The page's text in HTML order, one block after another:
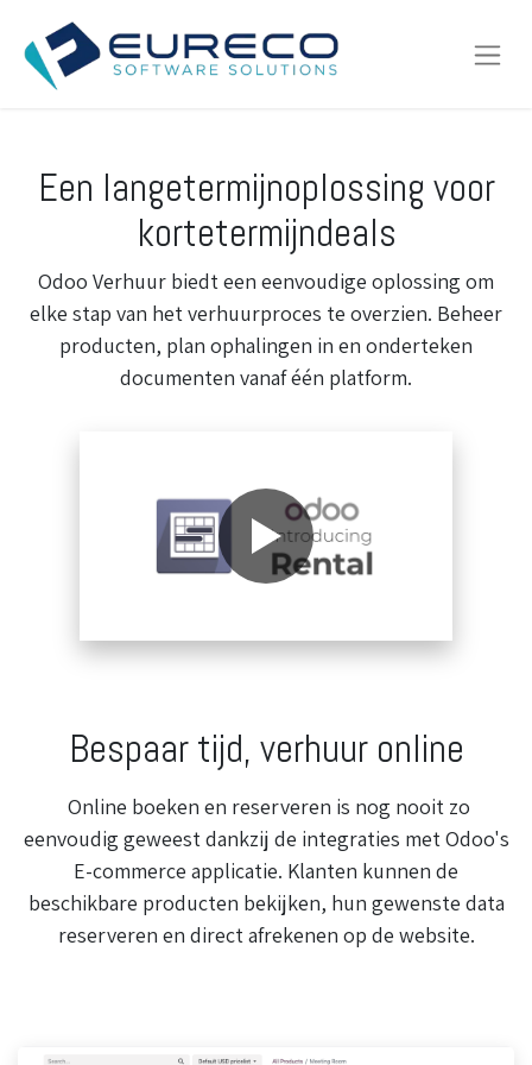
Een langetermijnoplossing voor
kortetermijndeals
Odoo Verhuur biedt een eenvoudige oplossing om
elke stap van het verhuurproces te overzien. Beheer
producten, plan ophalingen in en onderteken
documenten vanaf één platform.
Bespaar tijd, verhuur online
Online boeken en reserveren is nog nooit zo
eenvoudig geweest dankzij de integraties met Odoo's
E-commerce applicatie. Klanten kunnen de
beschikbare producten bekijken, hun gewenste data
reserveren en direct afrekenen op de website.